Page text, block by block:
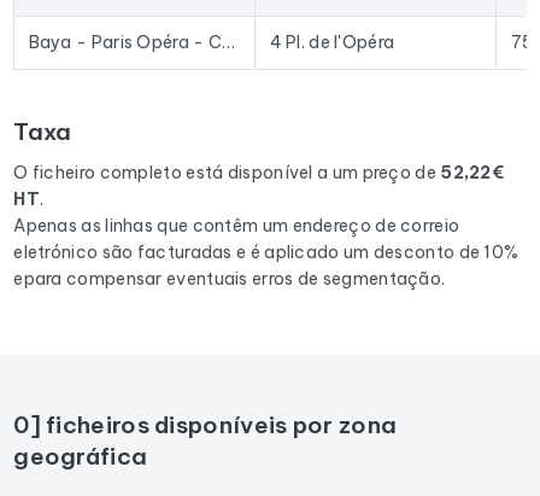
Excel permite a importação direta para a maioria das
ferramentas de prospeção e plataformas de e-mail
existentes no mercado.
em France
Espace de coworking.
Baya - Paris Opéra - Coworking, Location de Bureau & Salle de Réunion 4 Pl. de l'Opéra
Taxa
O ficheiro completo está disponível a um preço de 52,22€
HT.
Apenas as linhas que contêm um endereço de correio
eletrónico são facturadas e é aplicado um desconto de 10%
epara compensar eventuais erros de segmentação.
0] ficheiros disponíveis por zona
geográfica